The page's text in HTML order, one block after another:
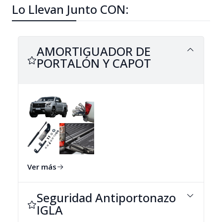
Consulte por su instalación.
Envío GRATUITO a todas las comunas y regiones vía
Bluexpress
JMPICKUP
#amortiguador Ford Ranger
#amortiguador Mazda Bt50
#bombin portalon ford ranger
#bombin portalon mazda bt50
#portalon ford ranger
Lo Llevan Junto CON:
AMORTIGUADOR DE
PORTALÓN Y CAPOT
Ver más
Seguridad Antiportonazo
IGLA